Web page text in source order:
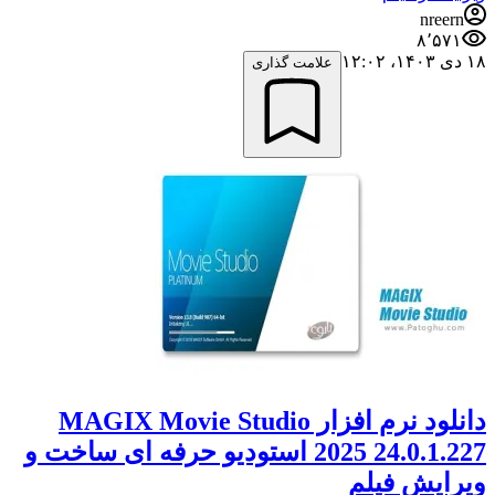
nreern
۸٬۵۷۱
۱۸ دی ۱۴۰۳،‏ ۱۲:۰۲
علامت گذاری
دانلود نرم افزار MAGIX Movie Studio
2025 24.0.1.227 استودیو حرفه ای ساخت و
ویرایش فیلم